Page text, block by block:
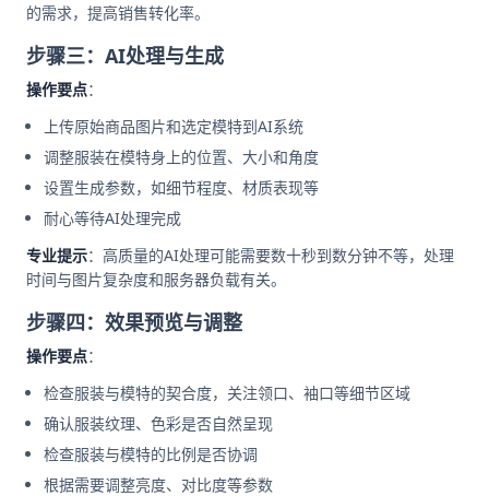
的需求，提高销售转化率。
步骤三：AI处理与生成
操作要点：
上传原始商品图片和选定模特到AI系统
调整服装在模特身上的位置、大小和角度
设置生成参数，如细节程度、材质表现等
耐心等待AI处理完成
专业提示：高质量的AI处理可能需要数十秒到数分钟不等，处理
时间与图片复杂度和服务器负载有关。
步骤四：效果预览与调整
操作要点：
检查服装与模特的契合度，关注领口、袖口等细节区域
确认服装纹理、色彩是否自然呈现
检查服装与模特的比例是否协调
根据需要调整亮度、对比度等参数